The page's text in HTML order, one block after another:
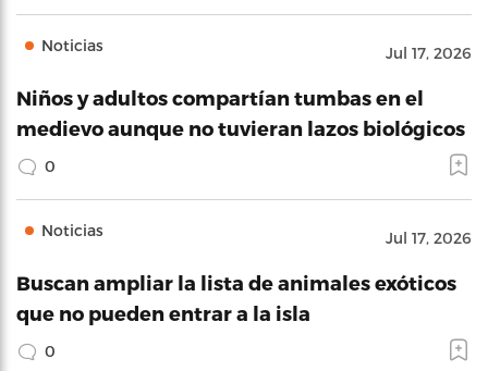
Noticias Jul 17, 2026
Niños y adultos compartían tumbas en el
medievo aunque no tuvieran lazos biológicos
0
Noticias Jul 17, 2026
Buscan ampliar la lista de animales exóticos
que no pueden entrar a la isla
0